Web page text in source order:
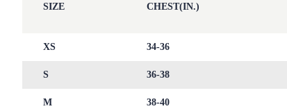
SIZE CHEST(IN.)
XS 34-36
S 36-38
M 38-40